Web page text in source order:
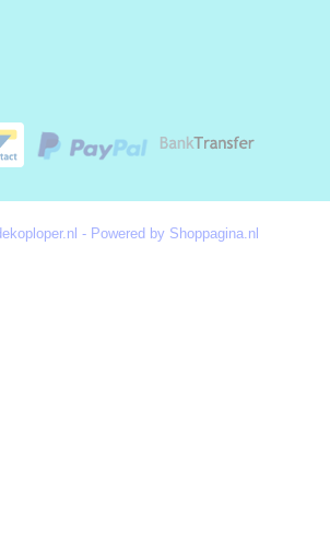
- Powered by Shoppagina.nl